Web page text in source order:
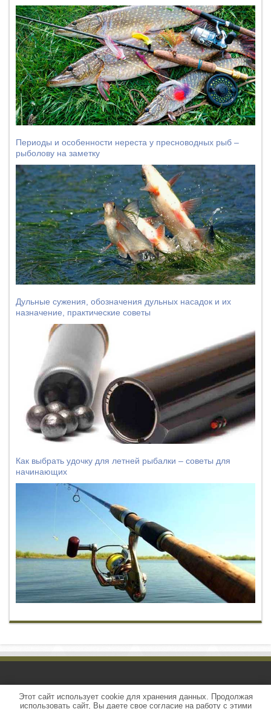
Периоды и особенности нереста у пресноводных рыб –
рыболову на заметку
Дульные сужения, обозначения дульных насадок и их
назначение, практические советы
Как выбрать удочку для летней рыбалки – советы для
начинающих
© Авторские права защищены. Копирование
Этот сайт использует cookie для хранения данных. Продолжая
использовать сайт, Вы даете свое согласие на работу с этими